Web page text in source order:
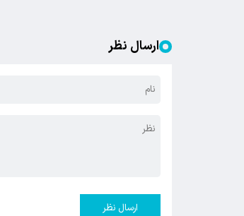
ارسال نظر
ارسال نظر